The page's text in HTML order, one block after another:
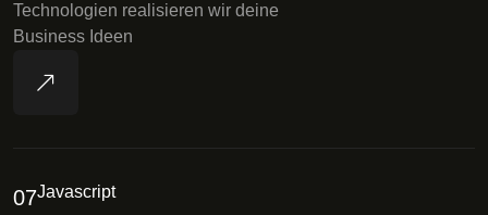
Technologien realisieren wir deine
Business Ideen
07Javascript